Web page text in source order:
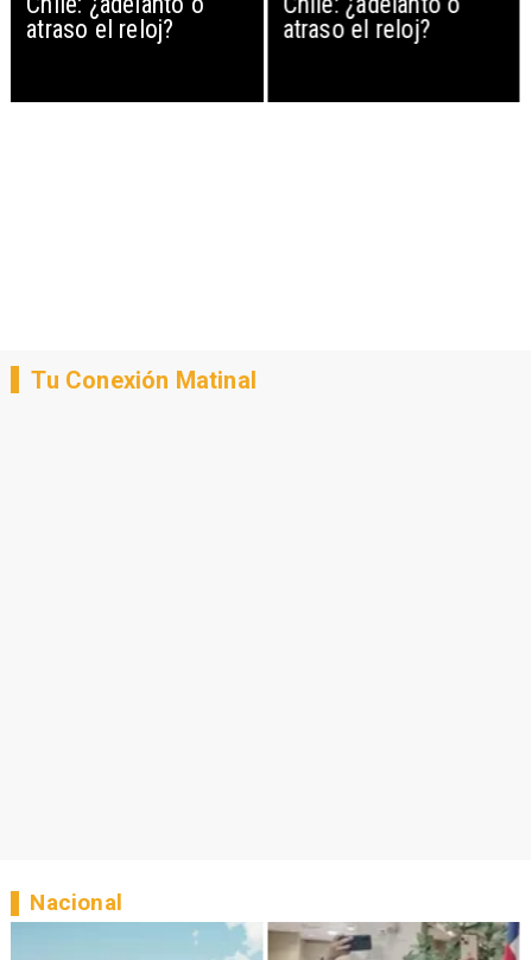
atraso el reloj?
atraso el reloj?
Tu Conexión Matinal
Nacional